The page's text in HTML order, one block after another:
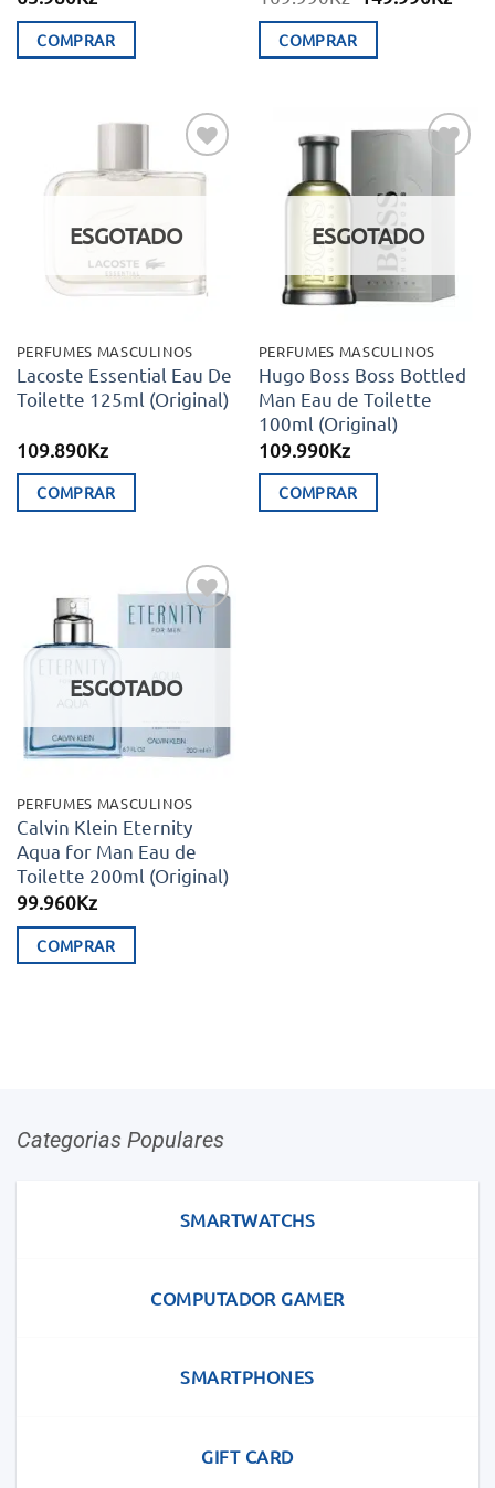
COMPRAR
era:
COMPRAR
Adicionar
aos meus
ESGOTADO
PERFUMES MASCULINOS
Lacoste Essential Eau De
Toilette 125ml (Original)
109.890Kz
COMPRAR
Adicionar
aos meus
ESGOTADO
PERFUMES MASCULINOS
Hugo Boss Boss Bottled
Man Eau de Toilette
100ml (Original)
109.990Kz
COMPRAR
Adicionar
aos meus
ESGOTADO
PERFUMES MASCULINOS
Calvin Klein Eternity
Aqua for Man Eau de
Toilette 200ml (Original)
99.960Kz
COMPRAR
Categorias Populares
SMARTWATCHS
COMPUTADOR GAMER
SMARTPHONES
GIFT CARD